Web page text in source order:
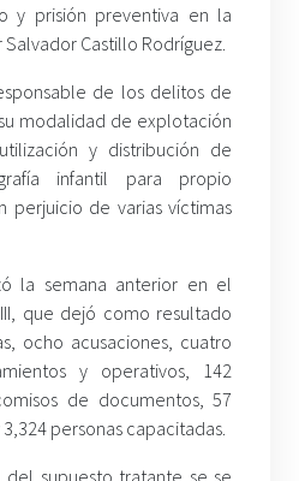
y prisión preventiva en la
Salvador Castillo Rodríguez.
de los delitos de
modalidad de explotación
y distribución de
infantil para propio
perjuicio de varias víctimas
la semana anterior en el
que dejó como resultado
ocho acusaciones, cuatro
y operativos, 142
de documentos, 57
personas capacitadas.